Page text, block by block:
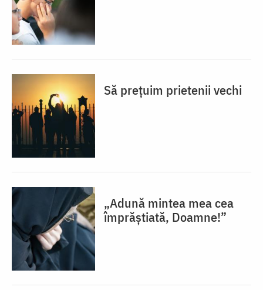
Să prețuim prietenii vechi
„Adună mintea mea cea
împrăștiată, Doamne!”